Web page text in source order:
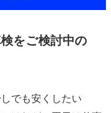
をご検討中の
でも安くしたい